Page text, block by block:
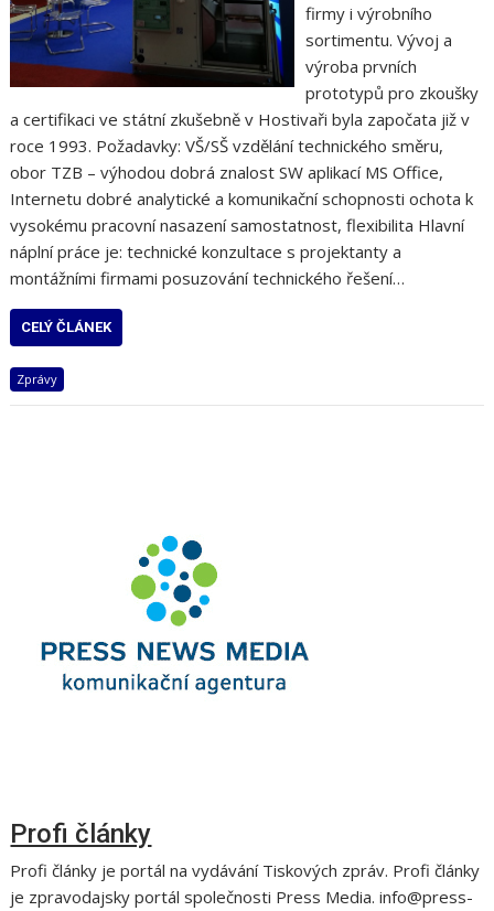
firmy i výrobního
sortimentu. Vývoj a
výroba prvních
prototypů pro zkoušky
a certifikaci ve státní zkušebně v Hostivaři byla započata již v
roce 1993. Požadavky: VŠ/SŠ vzdělání technického směru,
obor TZB – výhodou dobrá znalost SW aplikací MS Office,
Internetu dobré analytické a komunikační schopnosti ochota k
vysokému pracovní nasazení samostatnost, flexibilita Hlavní
náplní práce je: technické konzultace s projektanty a
montážními firmami posuzování technického řešení…
CELÝ ČLÁNEK
Zprávy
Profi články
Profi články je portál na vydávání Tiskových zpráv. Profi články
je zpravodajsky portál společnosti Press Media. info@press-